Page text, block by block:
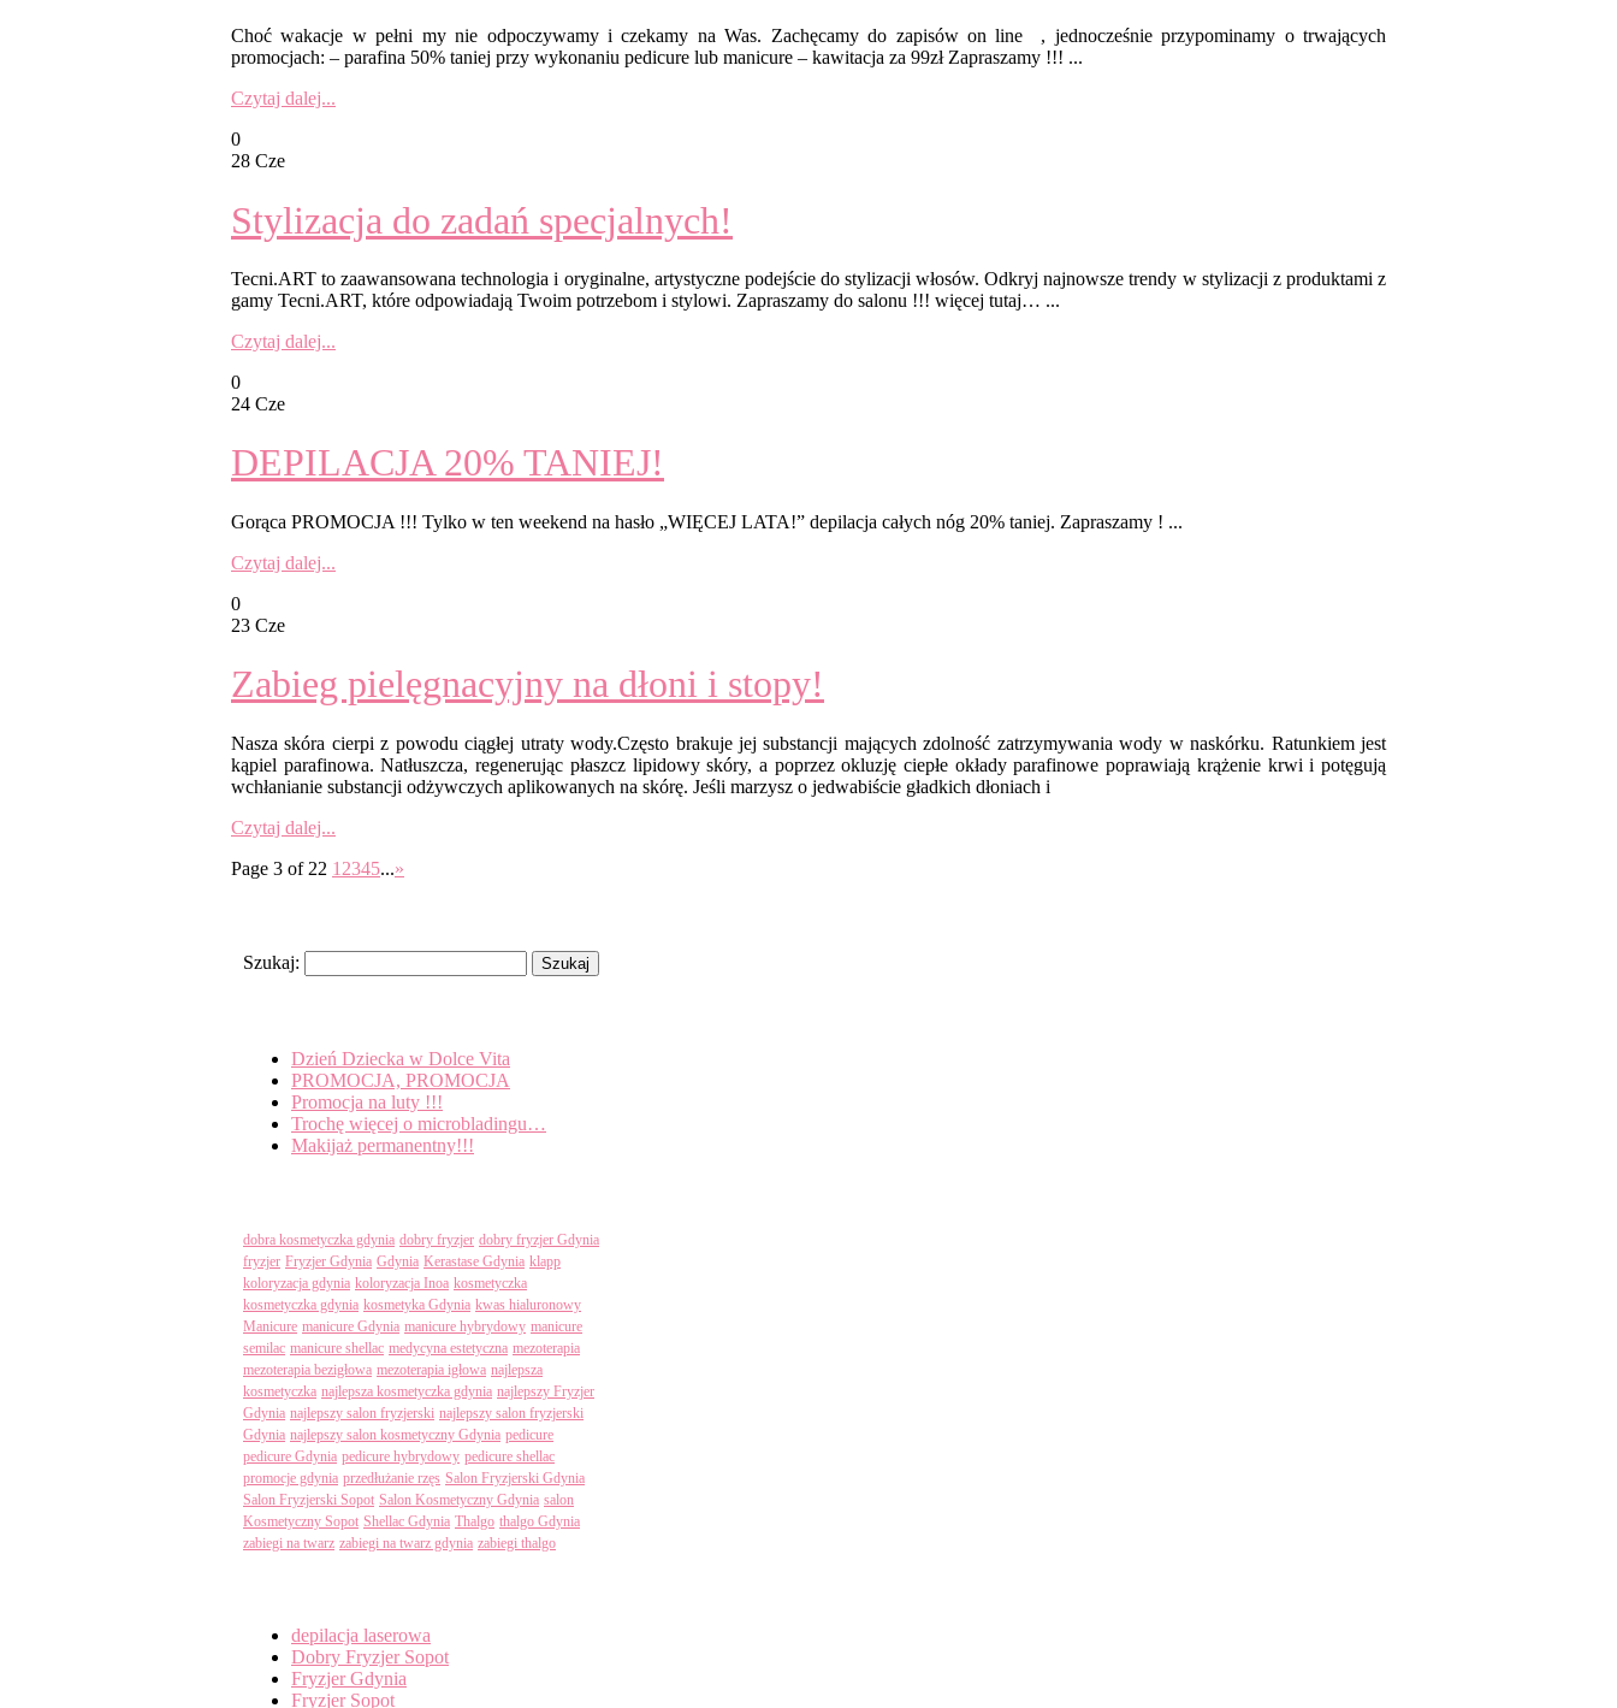
Choć wakacje w pełni my nie odpoczywamy i czekamy na Was. Zachęcamy do zapisów on line , jednocześnie przypominamy o trwających
promocjach: – parafina 50% taniej przy wykonaniu pedicure lub manicure – kawitacja za 99zł Zapraszamy !!! ...
Czytaj dalej...
0
28 Cze
Stylizacja do zadań specjalnych!
Tecni.ART to zaawansowana technologia i oryginalne, artystyczne podejście do stylizacji włosów. Odkryj najnowsze trendy w stylizacji z produktami z
gamy Tecni.ART, które odpowiadają Twoim potrzebom i stylowi. Zapraszamy do salonu !!! więcej tutaj… ...
Czytaj dalej...
0
24 Cze
DEPILACJA 20% TANIEJ!
Gorąca PROMOCJA !!! Tylko w ten weekend na hasło „WIĘCEJ LATA!” depilacja całych nóg 20% taniej. Zapraszamy ! ...
Czytaj dalej...
0
23 Cze
Zabieg pielęgnacyjny na dłoni i stopy!
Nasza skóra cierpi z powodu ciągłej utraty wody.Często brakuje jej substancji mających zdolność zatrzymywania wody w naskórku. Ratunkiem jest
kąpiel parafinowa. Natłuszcza, regenerując płaszcz lipidowy skóry, a poprzez okluzję ciepłe okłady parafinowe poprawiają krążenie krwi i potęgują
wchłanianie substancji odżywczych aplikowanych na skórę. Jeśli marzysz o jedwabiście gładkich dłoniach i
Czytaj dalej...
Page 3 of 22 1 2345...»
Szukaj:
Dzień Dziecka w Dolce Vita
PROMOCJA, PROMOCJA
Promocja na luty !!!
Trochę więcej o microbladingu…
Makijaż permanentny!!!
dobra kosmetyczka gdynia dobry fryzjer dobry fryzjer Gdynia
fryzjer Fryzjer Gdynia Gdynia Kerastase Gdynia klapp
koloryzacja gdynia koloryzacja Inoa kosmetyczka
kosmetyczka gdynia kosmetyka Gdynia kwas hialuronowy
Manicure manicure Gdynia manicure hybrydowy manicure
semilac manicure shellac medycyna estetyczna mezoterapia
mezoterapia bezigłowa mezoterapia igłowa najlepsza
kosmetyczka najlepsza kosmetyczka gdynia najlepszy Fryzjer
Gdynia najlepszy salon fryzjerski najlepszy salon fryzjerski
Gdynia najlepszy salon kosmetyczny Gdynia pedicure
pedicure Gdynia pedicure hybrydowy pedicure shellac
promocje gdynia przedłużanie rzęs Salon Fryzjerski Gdynia
Salon Fryzjerski Sopot Salon Kosmetyczny Gdynia salon
Kosmetyczny Sopot Shellac Gdynia Thalgo thalgo Gdynia
zabiegi na twarz zabiegi na twarz gdynia zabiegi thalgo
depilacja laserowa
Dobry Fryzjer Sopot
Fryzjer Gdynia
Fryzjer Sopot